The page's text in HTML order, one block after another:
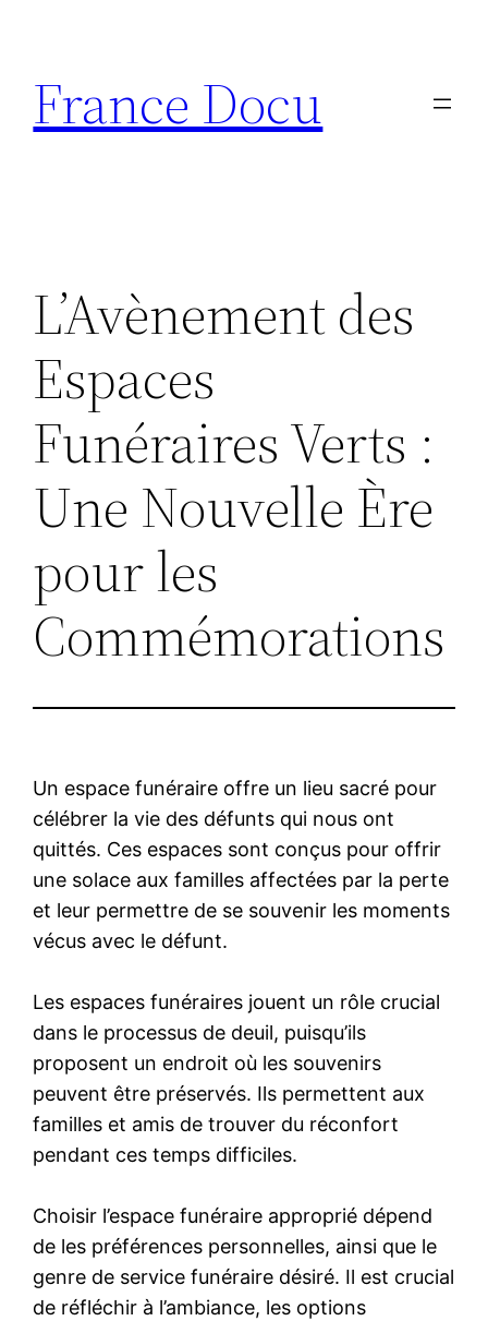
contenu
France Docu
L’Avènement des
Espaces
Funéraires Verts :
Une Nouvelle Ère
pour les
Commémorations
Un espace funéraire offre un lieu sacré pour
célébrer la vie des défunts qui nous ont
quittés. Ces espaces sont conçus pour offrir
une solace aux familles affectées par la perte
et leur permettre de se souvenir les moments
vécus avec le défunt.
Les espaces funéraires jouent un rôle crucial
dans le processus de deuil, puisqu’ils
proposent un endroit où les souvenirs
peuvent être préservés. Ils permettent aux
familles et amis de trouver du réconfort
pendant ces temps difficiles.
Choisir l’espace funéraire approprié dépend
de les préférences personnelles, ainsi que le
genre de service funéraire désiré. Il est crucial
de réfléchir à l’ambiance, les options